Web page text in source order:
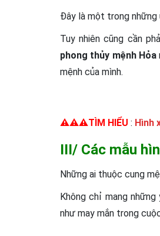
Đây là một trong những
Tuy nhiên cũng cần
phong thủy mệnh Hỏa
mệnh của mình.
⚠️⚠️⚠️TÌM HIỂU : Hình
III/ Các mẫu
Những ai thuộc cung
Không chỉ mang
như may mắn trong